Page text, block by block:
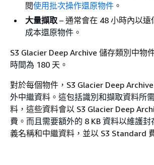
閱使用批次操作還原物件 。
大量擷取 – 通常會在 48 小時內以
成本還原物件。
S3 Glacier Deep Archive 儲存類別中物
時間為 180 天。
對於每個物件，S3 Glacier Deep
外中繼資料。這包括識別和擷取資料所
料，這些資料會以 S3 Glacier Deep
費。而且需要額外的 8 KB 資料以維護
義名稱和中繼資料，並以 S3 Standard